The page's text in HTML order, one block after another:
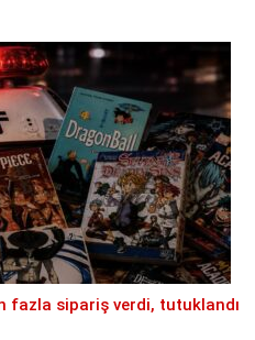
fazla sipariş verdi, tutuklandı